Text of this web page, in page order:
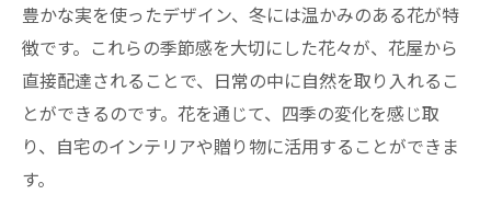
豊かな実を使ったデザイン、冬には温かみのある花が特
徴です。これらの季節感を大切にした花々が、花屋から
直接配達されることで、日常の中に自然を取り入れるこ
とができるのです。花を通じて、四季の変化を感じ取
り、自宅のインテリアや贈り物に活用することができま
す。